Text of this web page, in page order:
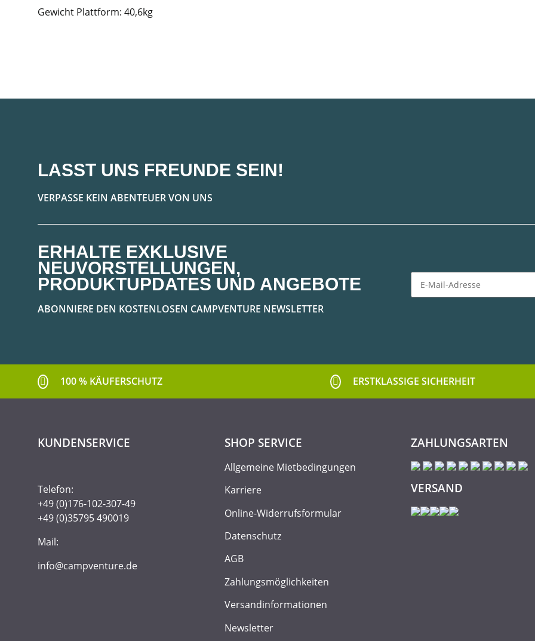
Gewicht Plattform: 40,6kg
LASST UNS FREUNDE SEIN!
VERPASSE KEIN ABENTEUER VON UNS
ERHALTE EXKLUSIVE
NEUVORSTELLUNGEN,
PRODUKTUPDATES UND ANGEBOTE
ABONNIERE DEN KOSTENLOSEN CAMPVENTURE NEWSLETTER
100 % KÄUFERSCHUTZ ERSTKLASSIGE SICHERHEIT
KUNDENSERVICE
Telefon:
+49 (0)176-102-307-49
+49 (0)35795 490019
Mail:
info@campventure.de
SHOP SERVICE
Allgemeine Mietbedingungen
Karriere
Online-Widerrufsformular
Datenschutz
AGB
Zahlungsmöglichkeiten
Versandinformationen
Newsletter
ZAHLUNGSARTEN
VERSAND